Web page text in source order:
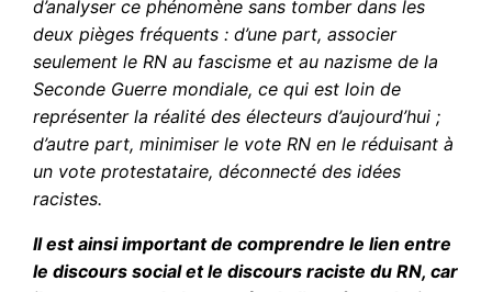
d’analyser ce phénomène sans tomber dans les
deux pièges fréquents : d’une part, associer
seulement le RN au fascisme et au nazisme de la
Seconde Guerre mondiale, ce qui est loin de
représenter la réalité des électeurs d’aujourd’hui ;
d’autre part, minimiser le vote RN en le réduisant à
un vote protestataire, déconnecté des idées
racistes.
Il est ainsi important de comprendre le lien entre
le discours social et le discours raciste du RN, car